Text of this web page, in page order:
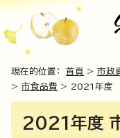
現在的位置： 首頁 > 市政
> 市食品費 > 2021年度
2021年度